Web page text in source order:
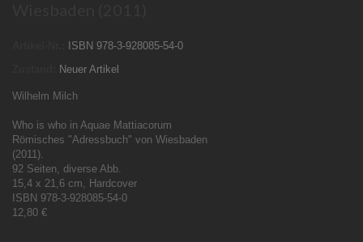
ISBN 978-3-928085-54-0
Neuer Artikel
Wilhelm Milch
Who is who in Aquae Mattiacorum
Römisches "Adressbuch" von Wiesbaden
(2011).
92 Seiten, diverse Abb.
15,4 x 21,6 cm, Hardcover
ISBN 978-3-928085-54-0
12,80 €